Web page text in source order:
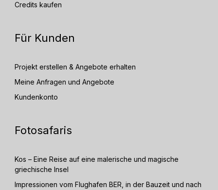
Credits kaufen
Für Kunden
Projekt erstellen & Angebote erhalten
Meine Anfragen und Angebote
Kundenkonto
Fotosafaris
Kos – Eine Reise auf eine malerische und magische
griechische Insel
Impressionen vom Flughafen BER, in der Bauzeit und nach